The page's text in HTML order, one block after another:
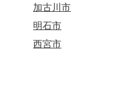
加古川市
明石市
西宮市